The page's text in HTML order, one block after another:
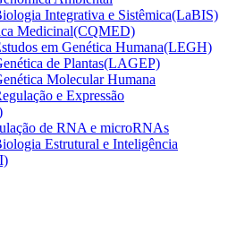
Integrativa e Sistêmica(LaBIS)
Medicinal(CQMED)
em Genética Humana(LEGH)
de Plantas(LAGEP)
Molecular Humana
e Expressão
de RNA e microRNAs
Estrutural e Inteligência